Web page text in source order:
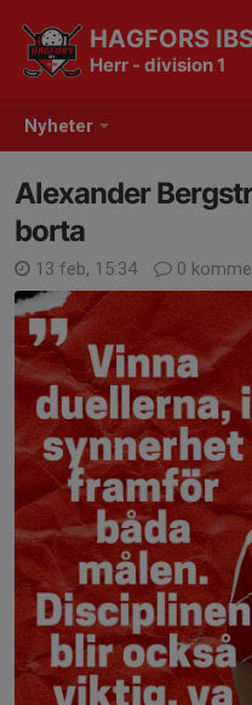
Nyheter
HAGFORS
Herr - division 1
Alexander
borta
13 feb, 15:34 0